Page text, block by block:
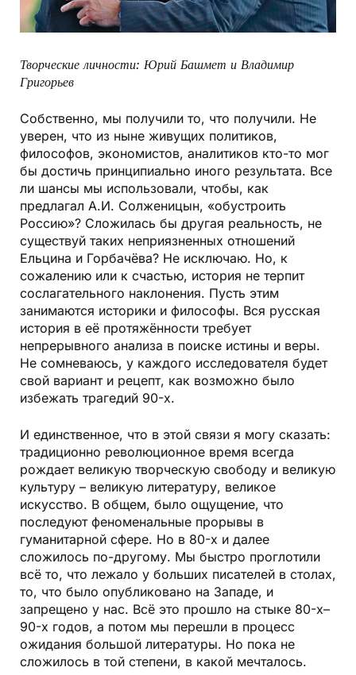
Творческие личности: Юрий Башмет и Владимир
Григорьев
Собственно, мы получили то, что получили. Не
уверен, что из ныне живущих политиков,
философов, экономистов, аналитиков кто-то мог
бы достичь принципиально иного результата. Все
ли шансы мы использовали, чтобы, как
предлагал А.И. Солженицын, «обустроить
Россию»? Сложилась бы другая реальность, не
существуй таких неприязненных отношений
Ельцина и Горбачёва? Не исключаю. Но, к
сожалению или к счастью, история не терпит
сослагательного наклонения. Пусть этим
занимаются историки и философы. Вся русская
история в её протяжённости требует
непрерывного анализа в поиске истины и веры.
Не сомневаюсь, у каждого исследователя будет
свой вариант и рецепт, как возможно было
избежать трагедий 90-х.
И единственное, что в этой связи я могу сказать:
традиционно революционное время всегда
рождает великую творческую свободу и великую
культуру – великую литературу, великое
искусство. В общем, было ощущение, что
последуют феноменальные прорывы в
гуманитарной сфере. Но в 80-х и далее
сложилось по-другому. Мы быстро проглотили
всё то, что лежало у больших писателей в столах,
то, что было опубликовано на Западе, и
запрещено у нас. Всё это прошло на стыке 80-х–
90-х годов, а потом мы перешли в процесс
ожидания большой литературы. Но пока не
сложилось в той степени, в какой мечталось.